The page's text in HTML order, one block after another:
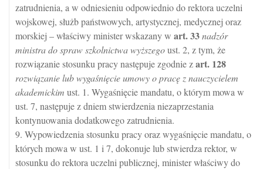
zatrudnienia, a w odniesieniu odpowiednio do rektora uczelni
wojskowej, służb państwowych, artystycznej, medycznej oraz
morskiej – właściwy minister wskazany w art.33nadzór
ministra do spraw szkolnictwa wyższegoust. 2, z tym, że
rozwiązanie stosunku pracy następuje zgodnie zart. 128
rozwiązanie lub wygaśnięcie umowy o pracę z nauczycielem
akademickim ust. 1. Wygaśnięcie mandatu, o którym mowa w
ust. 7, następuje z dniem stwierdzenia niezaprzestania
kontynuowania dodatkowego zatrudnienia.
9. Wypowiedzenia stosunku pracy oraz wygaśnięcie mandatu, o
których mowa w ust. 1 i 7, dokonuje lub stwierdza rektor, w
stosunku do rektora uczelni publicznej, minister właściwy do